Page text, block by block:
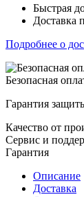
Быстрая
Доставка
Подробнее о
Безопасная
Гарантия
Качество от
Сервис и
Гарантия
Описание
Доставка